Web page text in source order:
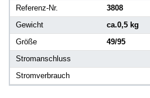
Referenz-Nr.
3808
Gewicht
ca.0,5 kg
Größe
49/95
Stromanschluss
Stromverbrauch